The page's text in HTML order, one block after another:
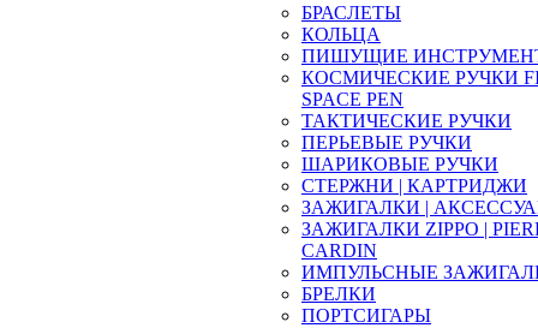
БРАСЛЕТЫ
КОЛЬЦА
ПИШУЩИЕ
КОСМИЧЕСКИЕ РУЧКИ
SPACE PEN
ТАКТИЧЕСКИЕ РУЧКИ
ПЕРЬЕВЫЕ РУЧКИ
ШАРИКОВЫЕ РУЧКИ
СТЕРЖНИ | КАРТРИДЖИ
ЗАЖИГАЛКИ |
ЗАЖИГАЛКИ ZIPPO |
CARDIN
ИМПУЛЬСНЫЕ
БРЕЛКИ
ПОРТСИГАРЫ